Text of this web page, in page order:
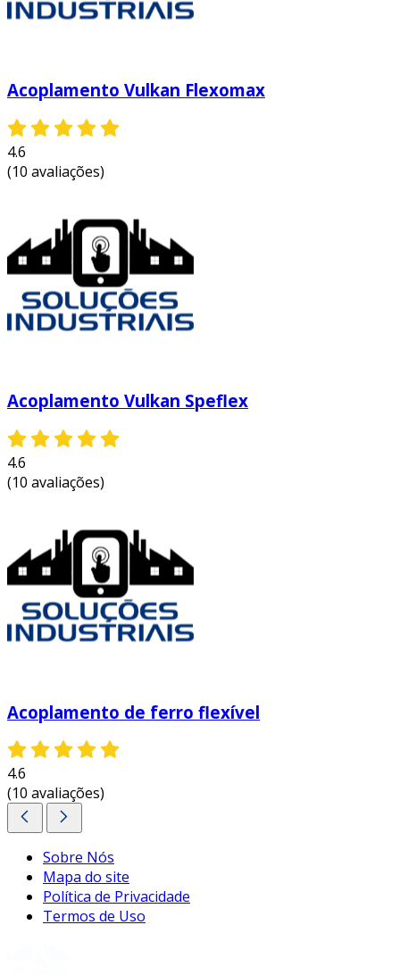
Acoplamento Vulkan Flexomax
4.6
(10 avaliações)
Acoplamento Vulkan Speflex
4.6
(10 avaliações)
Acoplamento de ferro flexível
4.6
(10 avaliações)
Sobre Nós
Mapa do site
Política de Privacidade
Termos de Uso